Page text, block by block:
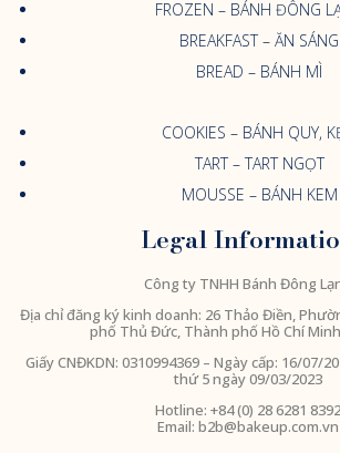
FROZEN – BÁNH ĐÔNG
BREAKFAST – ĂN SÁNG
BREAD – BÁNH MÌ
COOKIES – BÁNH QUY,
TART – TART NGỌT
MOUSSE – BÁNH KEM
Legal
Công ty TNHH Bánh Đông
Địa chỉ đăng ký kinh doanh: 26 Thảo Điền,
phố Thủ Đức, Thành phố Hồ Chí
Giấy CNĐKDN: 0310994369– Ngày cấp: 16/07/
thứ 5 ngày 09/03/2023
Hotline: +84 (0) 28 6281 8392
Email: b2b@bakeup.com.vn